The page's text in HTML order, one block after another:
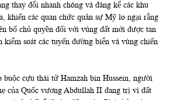
thay đổi nhanh chóng và đáng kể các khu
khiến các quan chức quân sự Mỹ lo ngại rằng
bố chủ quyền đối với vùng đất mới được tan
kiểm soát các tuyến đường biển và vùng chiến
buộc cựu thái tử Hamzah bin Hussein, người
của Quốc vương Abdullah II đang trị vì đất